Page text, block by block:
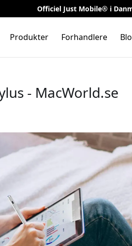
Officiel Just Mobile® i
Produkter Forhandlere
- MacWorld.se